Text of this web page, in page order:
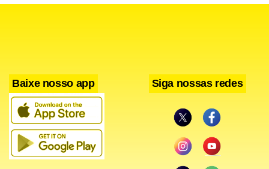
Baixe nosso app Siga nossas redes